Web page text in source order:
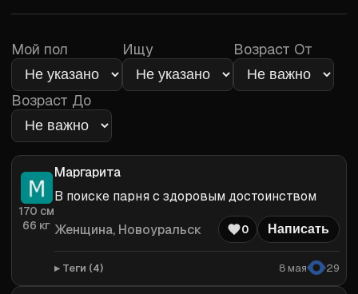
Мой пол Ищу Возраст От
Возраст До
170 см
66 кг
Маргарита
В поиске парня с здоровым достоинством
Женщина, Новоуральск 0 Написать
Теги (4) 8 мая 29